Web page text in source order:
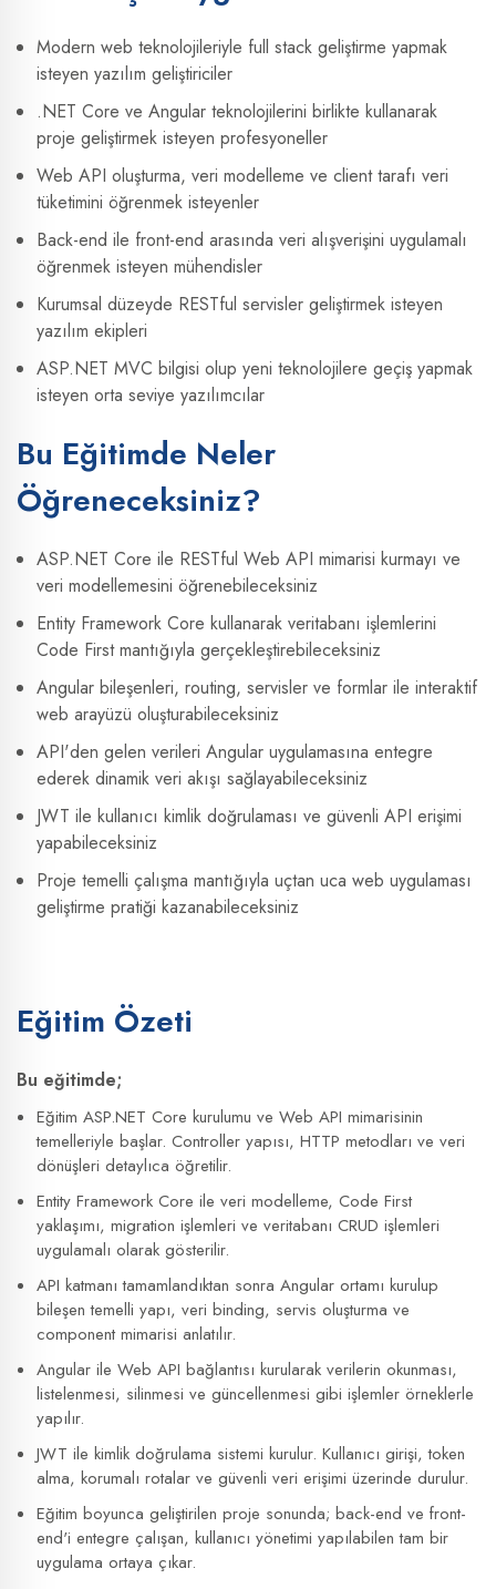
Modern web teknolojileriyle full stack geliştirme yapmak
isteyen yazılım geliştiriciler
.NET Core ve Angular teknolojilerini birlikte kullanarak
proje geliştirmek isteyen profesyoneller
Web API oluşturma, veri modelleme ve client tarafı veri
tüketimini öğrenmek isteyenler
Back-end ile front-end arasında veri alışverişini uygulamalı
öğrenmek isteyen mühendisler
Kurumsal düzeyde RESTful servisler geliştirmek isteyen
yazılım ekipleri
ASP.NET MVC bilgisi olup yeni teknolojilere geçiş yapmak
isteyen orta seviye yazılımcılar
Bu Eğitimde Neler
Öğreneceksiniz?
ASP.NET Core ile RESTful Web API mimarisi kurmayı ve
veri modellemesini öğrenebileceksiniz
Entity Framework Core kullanarak veritabanı işlemlerini
Code First mantığıyla gerçekleştirebileceksiniz
Angular bileşenleri, routing, servisler ve formlar ile interaktif
web arayüzü oluşturabileceksiniz
API'den gelen verileri Angular uygulamasına entegre
ederek dinamik veri akışı sağlayabileceksiniz
JWT ile kullanıcı kimlik doğrulaması ve güvenli API erişimi
yapabileceksiniz
Proje temelli çalışma mantığıyla uçtan uca web uygulaması
geliştirme pratiği kazanabileceksiniz
Eğitim Özeti
Bu eğitimde;
Eğitim ASP.NET Core kurulumu ve Web API mimarisinin
temelleriyle başlar. Controller yapısı, HTTP metodları ve veri
dönüşleri detaylıca öğretilir.
Entity Framework Core ile veri modelleme, Code First
yaklaşımı, migration işlemleri ve veritabanı CRUD işlemleri
uygulamalı olarak gösterilir.
API katmanı tamamlandıktan sonra Angular ortamı kurulup
bileşen temelli yapı, veri binding, servis oluşturma ve
component mimarisi anlatılır.
Angular ile Web API bağlantısı kurularak verilerin okunması,
listelenmesi, silinmesi ve güncellenmesi gibi işlemler örneklerle
yapılır.
JWT ile kimlik doğrulama sistemi kurulur. Kullanıcı girişi, token
alma, korumalı rotalar ve güvenli veri erişimi üzerinde durulur.
Eğitim boyunca geliştirilen proje sonunda; back-end ve front-
end'i entegre çalışan, kullanıcı yönetimi yapılabilen tam bir
uygulama ortaya çıkar.